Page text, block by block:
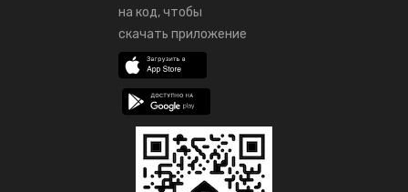
на код, чтобы
скачать приложение